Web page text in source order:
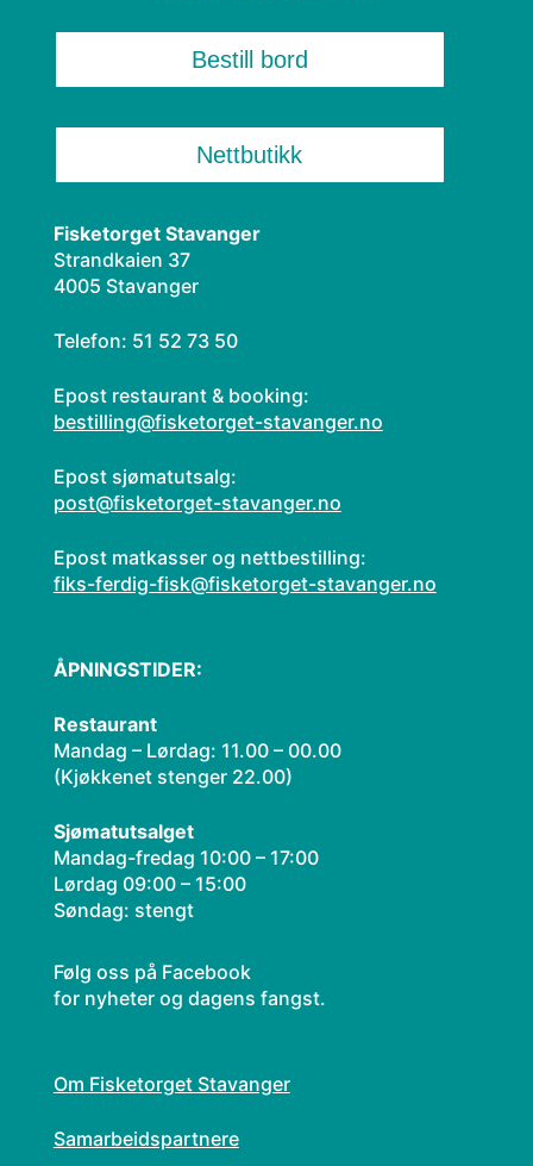
Bestill bord
Nettbutikk
Fisketorget Stavanger
Strandkaien 37
4005 Stavanger
Telefon: 51 52 73 50
Epost restaurant & booking:
bestilling@fisketorget-stavanger.no
Epost sjømatutsalg:
post@fisketorget-stavanger.no
Epost matkasser og nettbestilling:
fiks-ferdig-fisk@fisketorget-stavanger.no
ÅPNINGSTIDER:
Restaurant
Mandag – Lørdag: 11.00 – 00.00
(Kjøkkenet stenger 22.00)​
Sjømatutsalget
Mandag-fredag 10:00 – 17:00
Lørdag 09:00 – 15:00
Søndag: stengt
Følg oss på Facebook
for nyheter og dagens fangst.
Om Fisketorget Stavanger
Samarbeidspartnere